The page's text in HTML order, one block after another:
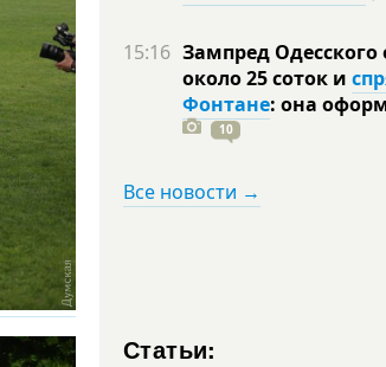
15:16 Зампред Одесского
около 25 соток и
Фонтане: она
10
Все новости →
Статьи: